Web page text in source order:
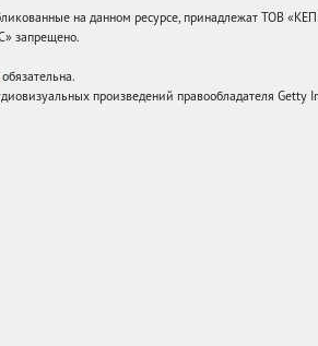
на данном ресурсе, принадлежат ТОВ
запрещено.
обязательна.
произведений правообладателя Getty